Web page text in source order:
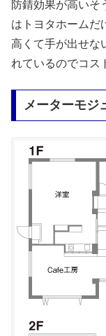
防錆効果が高いそ
はトヨタホームだ
高くて手が出せな
れているのでコス
メーターモジ